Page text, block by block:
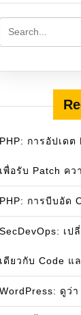
PHP: การอัปเดต
เพื่อรับ Patch คว
PHP: การบีบอัด
SecDevOps: เป
เดียวกับ Code แ
WordPress: ดูว่